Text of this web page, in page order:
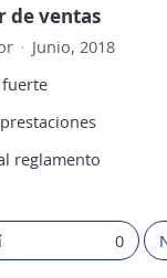
de ventas
Junio, 2018
fuerte
reglamento
0